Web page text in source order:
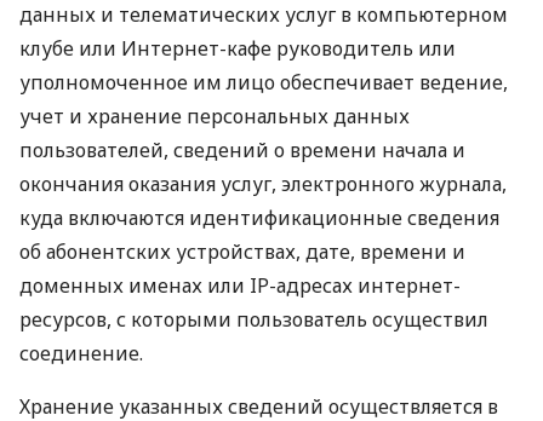
данных и телематических услуг в компьютерном
клубе или Интернет-кафе руководитель или
уполномоченное им лицо обеспечивает ведение,
учет и хранение персональных данных
пользователей, сведений о времени начала и
окончания оказания услуг, электронного журнала,
куда включаются идентификационные сведения
об абонентских устройствах, дате, времени и
доменных именах или IP-адресах интернет-
ресурсов, с которыми пользователь осуществил
соединение.
Хранение указанных сведений осуществляется в